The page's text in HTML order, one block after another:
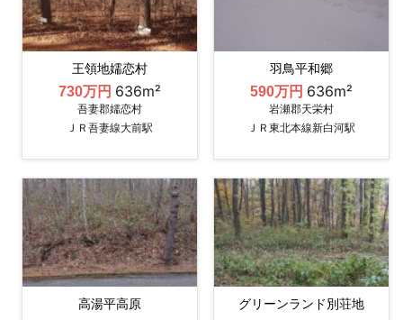
王領地嬬恋村
730万円 636m²
吾妻郡嬬恋村
ＪＲ吾妻線大前駅
羽鳥平和郷
590万円 636m²
岩瀬郡天栄村
ＪＲ東北本線新白河駅
高湯平高原
グリーンランド別荘地